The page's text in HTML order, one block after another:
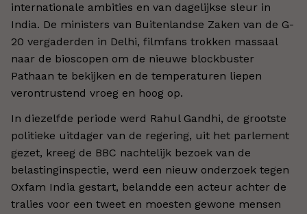
internationale ambities en van dagelijkse sleur in
India. De ministers van Buitenlandse Zaken van de G-
20 vergaderden in Delhi, filmfans trokken massaal
naar de bioscopen om de nieuwe blockbuster
Pathaan te bekijken en de temperaturen liepen
verontrustend vroeg en hoog op.
In diezelfde periode werd Rahul Gandhi, de grootste
politieke uitdager van de regering, uit het parlement
gezet, kreeg de BBC nachtelijk bezoek van de
belastinginspectie, werd een nieuw onderzoek tegen
Oxfam India gestart, belandde een acteur achter de
tralies voor een tweet en moesten gewone mensen